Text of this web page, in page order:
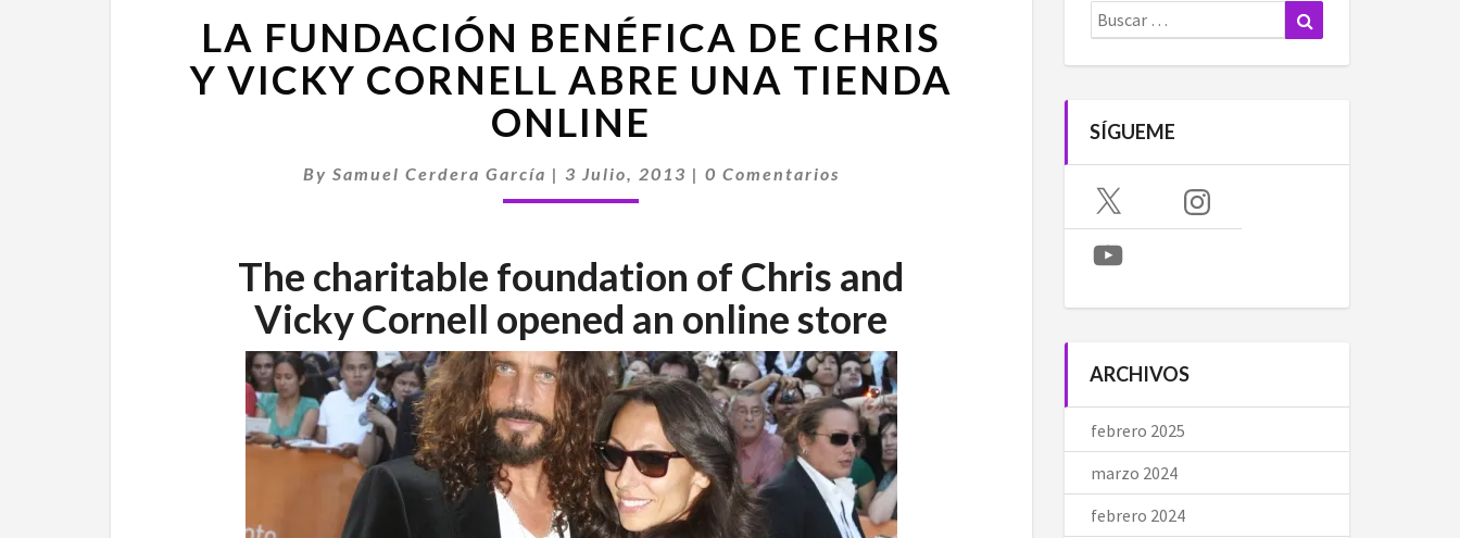
FUNDACIÓN
BENÉFICA
DE
CHRIS
Y
VICKY
CORNELL
TIENDA
ONLINE
LA FUNDACIÓN BENÉFICA DE CHRIS
Y VICKY CORNELL ABRE UNA TIENDA
ONLINE
By Samuel Cerdera García | 3 Julio, 2013 | Comentarios
0 Comentarios
The charitable foundation of Chris and
Vicky Cornell opened an online store
Buscar:
SÍGUEME
X Instagram
YouTube
ARCHIVOS
febrero 2025
marzo 2024
febrero 2024